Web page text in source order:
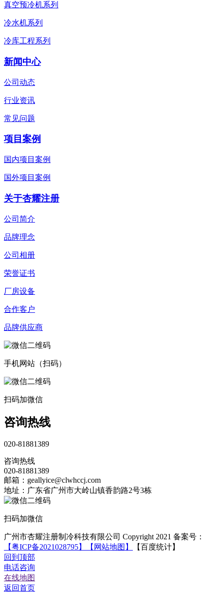
真空预冷机系列
冷水机系列
冷库工程系列
新闻中心
公司动态
行业资讯
常见问题
项目案例
国内项目案例
国外项目案例
关于杏耀注册
公司简介
品牌理念
公司相册
荣誉证书
厂房设备
合作客户
品牌供应商
手机网站（扫码）
扫码加微信
咨询热线
020-81881389
咨询热线
020-81881389
邮箱：geallyice@clwhccj.com
地址：广东省广州市大岭山镇香韵路2号3栋
扫码加微信
广州市杏耀注册制冷科技有限公司 Copyright 2021 备案号：
【粤ICP备2021028795】
【网站地图】
【百度统计】
回到顶部
电话咨询
在线地图
返回首页